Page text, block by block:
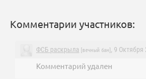
Комментарии участников:
ФСБ раскрыла [вечный бан] , 9 Октября
Комментарий удален